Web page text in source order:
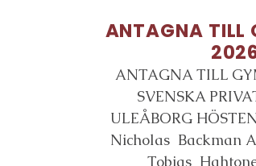
ANTAGNA TILL
ANTAGNA TILL
SVENSKA
ULEÅBORG
Nicholas Backman
Tobias